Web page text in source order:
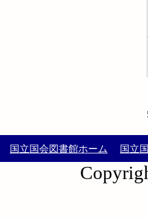
国立国会図書館ホーム 国立